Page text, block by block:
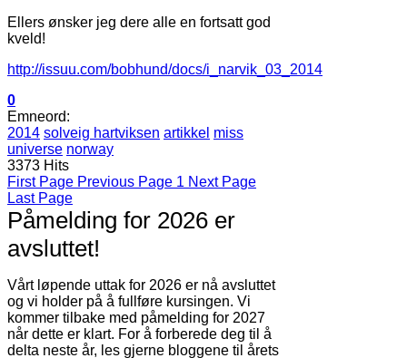
Ellers ønsker jeg dere alle en fortsatt god
kveld!
http://issuu.com/bobhund/docs/i_narvik_03_2014
0
Emneord:
2014 solveig hartviksen artikkel miss
universe norway
3373 Hits
First Page Previous Page 1 Next Page
Last Page
Påmelding for 2026 er
avsluttet!
Vårt løpende uttak for 2026 er nå avsluttet
og vi holder på å fullføre kursingen. Vi
kommer tilbake med påmelding for 2027
når dette er klart. For å forberede deg til å
delta neste år, les gjerne bloggene til årets